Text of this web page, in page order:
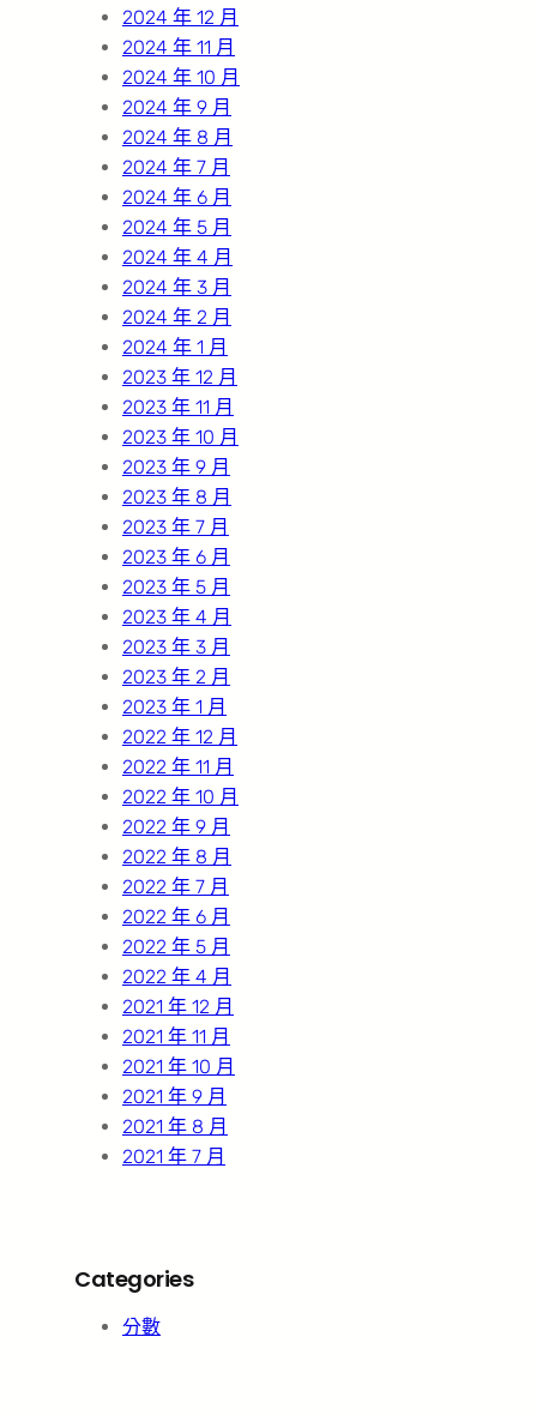
2024 年 12 月
2024 年 11 月
2024 年 10 月
2024 年 9 月
2024 年 8 月
2024 年 7 月
2024 年 6 月
2024 年 5 月
2024 年 4 月
2024 年 3 月
2024 年 2 月
2024 年 1 月
2023 年 12 月
2023 年 11 月
2023 年 10 月
2023 年 9 月
2023 年 8 月
2023 年 7 月
2023 年 6 月
2023 年 5 月
2023 年 4 月
2023 年 3 月
2023 年 2 月
2023 年 1 月
2022 年 12 月
2022 年 11 月
2022 年 10 月
2022 年 9 月
2022 年 8 月
2022 年 7 月
2022 年 6 月
2022 年 5 月
2022 年 4 月
2021 年 12 月
2021 年 11 月
2021 年 10 月
2021 年 9 月
2021 年 8 月
2021 年 7 月
Categories
分數